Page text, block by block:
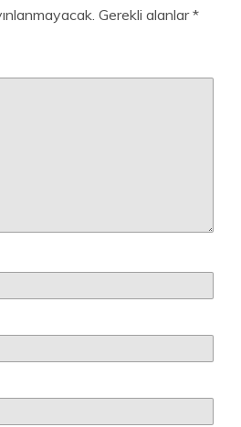
Gerekli alanlar*